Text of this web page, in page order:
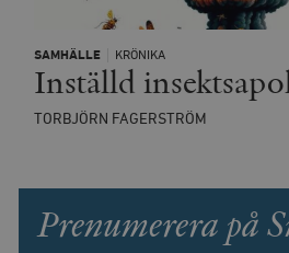
SAMHÄLLE KRÖNIKA
Inställd
TORBJÖRN FAGERSTRÖM
Prenumerera på